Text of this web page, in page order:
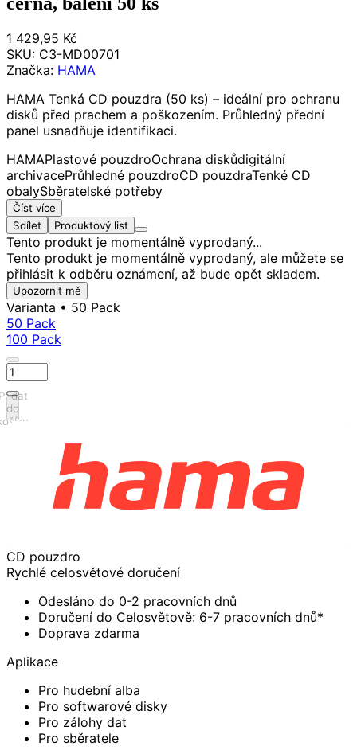
1 429,95 Kč
SKU: C3-MD00701
Značka: HAMA
HAMA Tenká CD pouzdra (50 ks) – ideální pro ochranu
disků před prachem a poškozením. Průhledný přední
panel usnadňuje identifikaci.
HAMAPlastové pouzdroOchrana diskůdigitální
archivacePrůhledné pouzdroCD pouzdraTenké CD
obalySběratelské potřeby
Číst více
Sdílet
Produktový list
Tento produkt je momentálně vyprodaný...
Tento produkt je momentálně vyprodaný, ale můžete se
přihlásit k odběru oznámení, až bude opět skladem.
Upozornit mě
Varianta • 50 Pack
50 Pack
100 Pack
do
CD pouzdro
Rychlé celosvětové doručení
Odesláno do 0-2 pracovních dnů
Doručení do Celosvětově: 6-7 pracovních dnů*
Doprava zdarma
Aplikace
Pro hudební alba
Pro softwarové disky
Pro zálohy dat
Pro sběratele